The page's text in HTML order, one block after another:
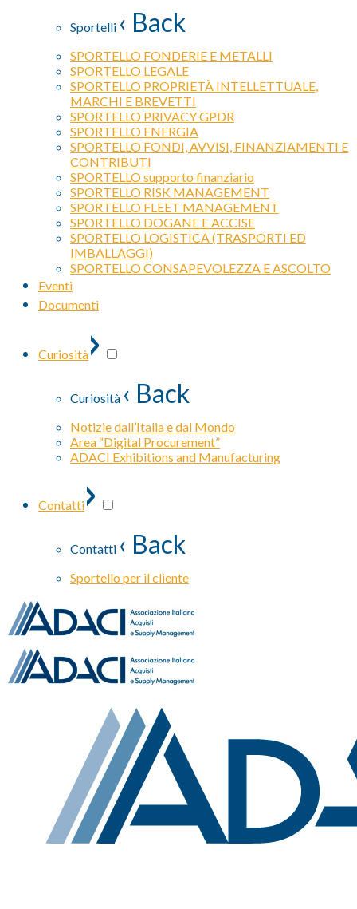
Sportelli ‹ Back
SPORTELLO FONDERIE E METALLI
SPORTELLO LEGALE
SPORTELLO PROPRIETÀ INTELLETTUALE,
MARCHI E BREVETTI
SPORTELLO PRIVACY GPDR
SPORTELLO ENERGIA
SPORTELLO FONDI, AVVISI, FINANZIAMENTI E
CONTRIBUTI
SPORTELLO supporto finanziario
SPORTELLO RISK MANAGEMENT
SPORTELLO FLEET MANAGEMENT
SPORTELLO DOGANE E ACCISE
SPORTELLO LOGISTICA (TRASPORTI ED
IMBALLAGGI)
SPORTELLO CONSAPEVOLEZZA E ASCOLTO
Eventi
Documenti
Curiosità›
Curiosità ‹ Back
Notizie dall’Italia e dal Mondo
Area “Digital Procurement”
ADACI Exhibitions and Manufacturing
Contatti›
Contatti ‹ Back
Sportello per il cliente